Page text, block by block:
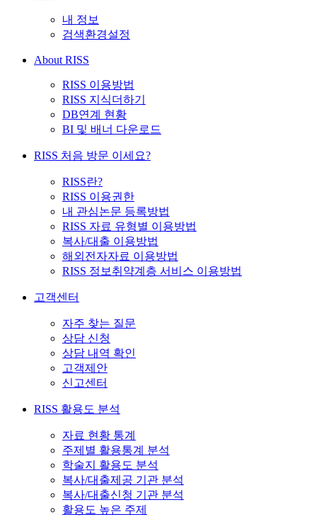
내 정보
검색환경설정
About RISS
RISS 이용방법
RISS 지식더하기
DB연계 현황
BI 및 배너 다운로드
RISS 처음 방문 이세요?
RISS란?
RISS 이용권한
내 관심논문 등록방법
RISS 자료 유형별 이용방법
복사/대출 이용방법
해외전자자료 이용방법
RISS 정보취약계층 서비스 이용방법
고객센터
자주 찾는 질문
상담 신청
상담 내역 확인
고객제안
신고센터
RISS 활용도 분석
자료 현황 통계
주제별 활용통계 분석
학술지 활용도 분석
복사/대출제공 기관 분석
복사/대출신청 기관 분석
활용도 높은 주제